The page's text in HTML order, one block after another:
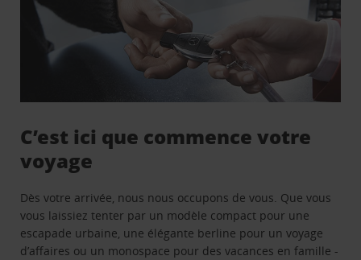
C’est ici que commence votre
voyage
Dès votre arrivée, nous nous occupons de vous. Que vous
vous laissiez tenter par un modèle compact pour une
escapade urbaine, une élégante berline pour un voyage
d’affaires ou un monospace pour des vacances en famille -